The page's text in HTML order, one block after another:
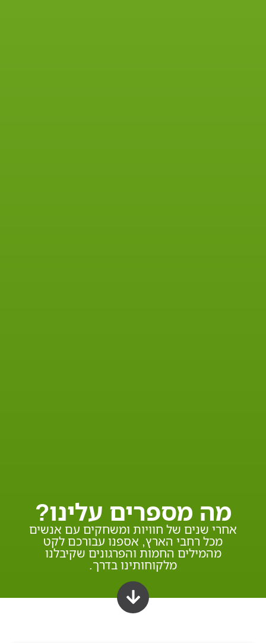
מה מספרים עלינו?
אחרי שנים של חוויות ומשחקים עם אנשים
מכל רחבי הארץ, אספנו עבורכם לקט
מהמילים החמות והפרגונים שקיבלנו
מלקוחותינו בדרך.